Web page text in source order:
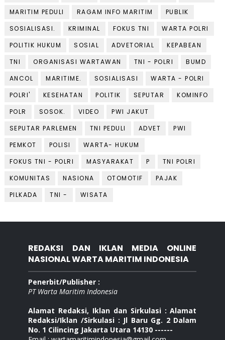
MARITIM PEDULI
RAGAM INFO MARITIM
PUBLIK
SOSIALISASI.
KRIMINAL FOKUS TNI
WARTA POLRI
POLITIK HUKUM
SOSIAL ADVETORIAL
KEPABEAN
TNI
ORGANISASI WARTAWAN TNI - POLRI
BUMD
ANCOL
MARITIME. SOSIALISASI
WARTA - POLRI
POLRI'
KESEHATAN POLITIK SEPUTAR
KOMINFO
POLR
SOSOK. VIDEO
PWI JAKUT
SEPUTAR PARLEMEN
TNI PEDULI ADVET
PWI
PEMKOT
POLISI
WARTA- HUKUM
FOKUS TNI - POLRI
MASYARAKAT P
TNI POLRI
KOMUNITAS
NASIONA OTOMOTIF
PAJAK
PILKADA
TNI - WISATA
REDAKSI DAN IKLAN MEDIA ONLINE
NASIONAL WARTA MARITIM INDONESIA
Penerbit/Publisher :
PT Warta Maritim Indonesia
Alamat Redaksi, Iklan dan Sirkulasi : Alamat
Redaksi/Iklan /Sirkulasi : Jl Baru Gg. 2 Dalam
No. 1 Cilincing Jakarta Utara 14130 ------